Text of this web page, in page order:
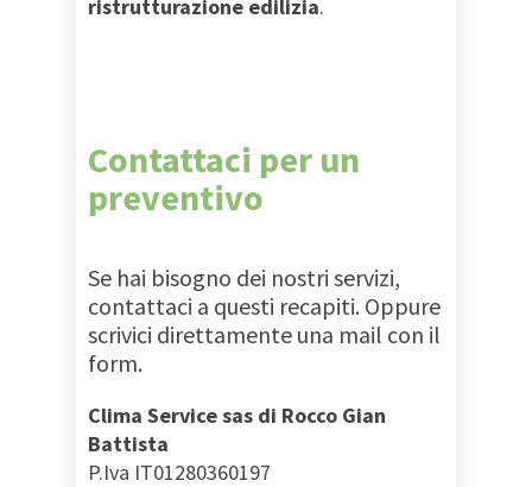
ristrutturazione edilizia.
Contattaci per un
preventivo
Se hai bisogno dei nostri servizi,
contattaci a questi recapiti. Oppure
scrivici direttamente una mail con il
form.
Clima Service sas di Rocco Gian
Battista
P.Iva IT01280360197